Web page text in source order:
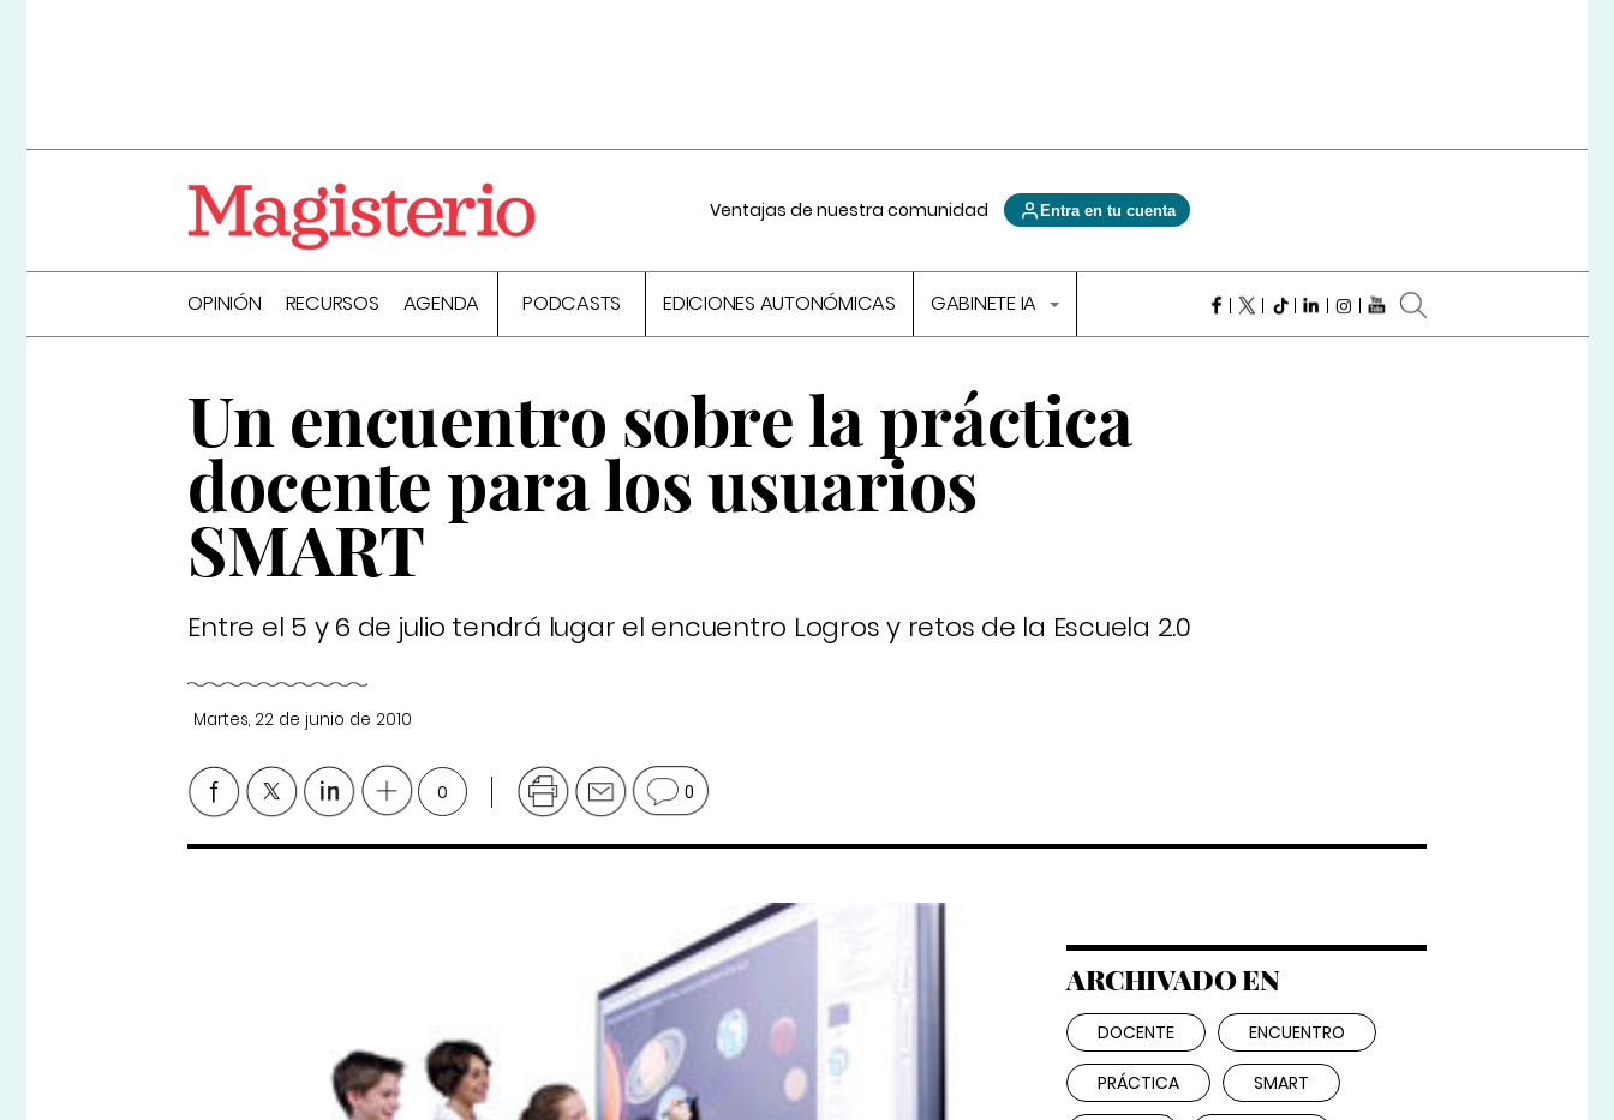
Ventajas de nuestra comunidad Entra en tu cuenta
OPINIÓN RECURSOS AGENDA PODCASTS EDICIONES AUTONÓMICAS GABINETE IA
Un encuentro sobre la práctica
docente para los usuarios
SMART
Entre el 5 y 6 de julio tendrá lugar el encuentro Logros y retos de la Escuela 2.0
Martes, 22 de junio de 2010
0 0
ARCHIVADO EN
DOCENTE ENCUENTRO
PRÁCTICA SMART